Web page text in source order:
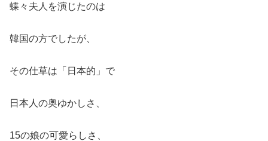
蝶々夫人を演じたのは
韓国の方でしたが、
その仕草は「日本的」で
日本人の奥ゆかしさ、
15の娘の可愛らしさ、